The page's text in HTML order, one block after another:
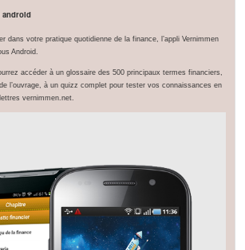
android
dans votre pratique quotidienne de la finance, l’appli Vernimmen
Android.
accéder à un glossaire des 500 principaux termes financiers,
l’ouvrage, à un quizz complet pour tester vos connaissances en
vernimmen.net.